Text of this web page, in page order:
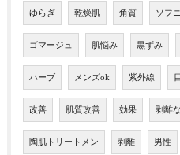
ゆらぎ 乾燥肌 角質 ソフ
ゴマージュ 肌悩み 黒ずみ
ハーブ メンズok 紫外線
改善 肌質改善 効果 剥離
陶肌トリートメン 剥離 男性